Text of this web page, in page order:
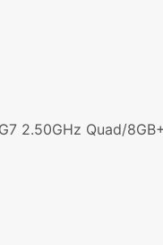
2.50GHz Quad/